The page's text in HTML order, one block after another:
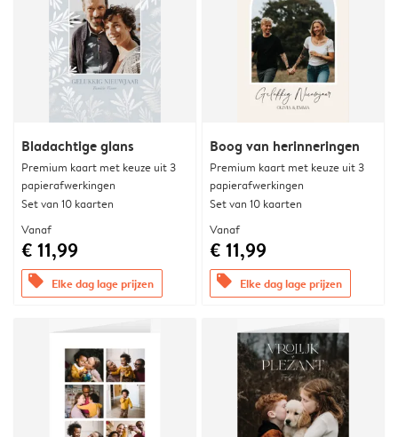
Bladachtige glans
Premium kaart met keuze uit 3
papierafwerkingen
Set van 10 kaarten
Vanaf
€ 11,99
offers Elke dag lage prijzen
Boog van herinneringen
Premium kaart met keuze uit 3
papierafwerkingen
Set van 10 kaarten
Vanaf
€ 11,99
offers Elke dag lage prijzen